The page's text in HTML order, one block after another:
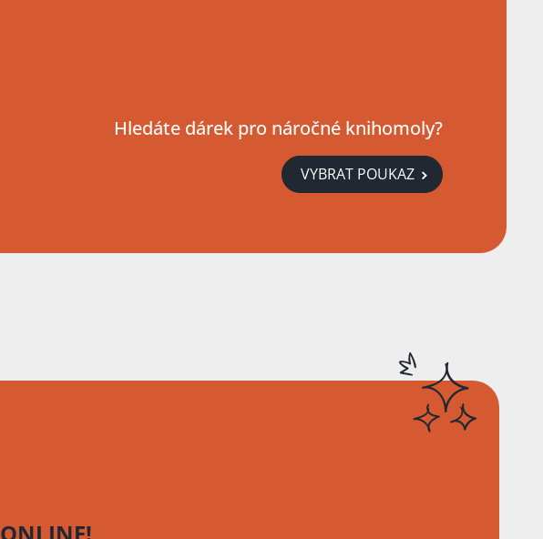
Hledáte dárek pro náročné knihomoly?
VYBRAT POUKAZ